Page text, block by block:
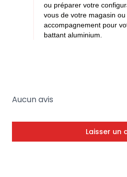
ou préparer votre
vous de votre magasin
accompagnement pour
battant aluminium.
Aucun avis
Laisser un